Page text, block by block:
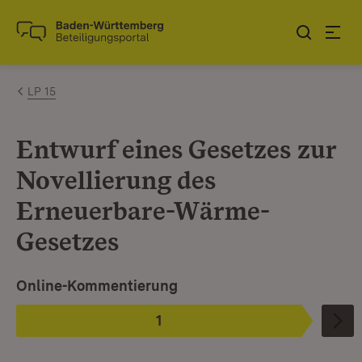
Zum Inhalt springen
Link zur Startseite
LP 15
Entwurf eines Gesetzes zur
Novellierung des
Erneuerbare-Wärme-
Gesetzes
Phase
1
:
Ist ausgewählt.
Online-Kommentierung